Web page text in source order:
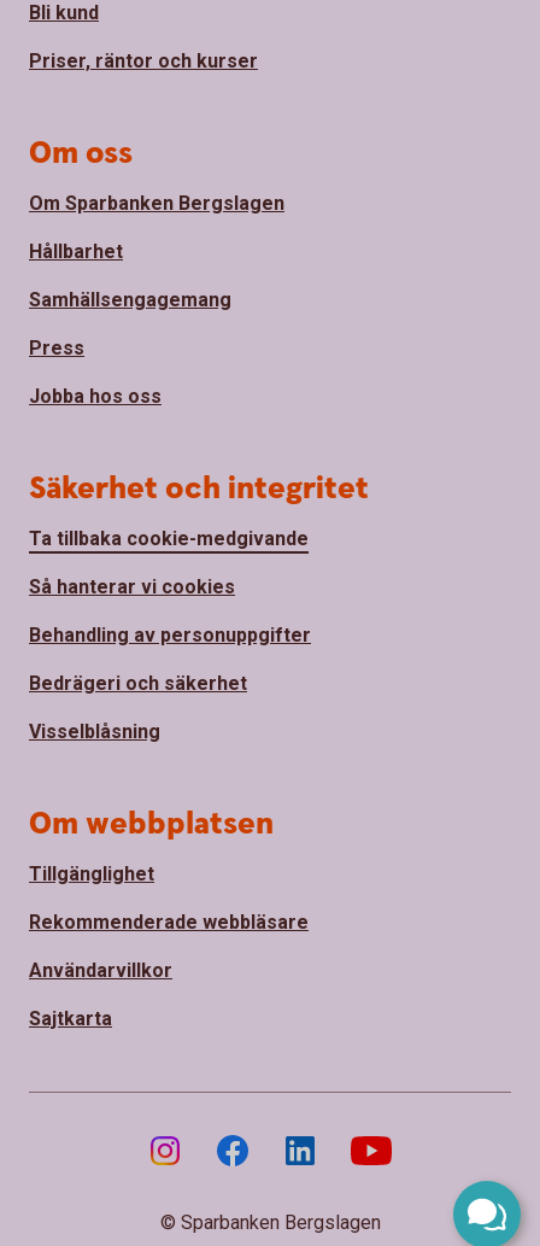
Bli kund
Priser, räntor och kurser
Om oss
Om Sparbanken Bergslagen
Hållbarhet
Samhällsengagemang
Press
Jobba hos oss
Säkerhet och integritet
Ta tillbaka cookie-medgivande
Så hanterar vi cookies
Behandling av personuppgifter
Bedrägeri och säkerhet
Visselblåsning
Om webbplatsen
Tillgänglighet
Rekommenderade webbläsare
Användarvillkor
Sajtkarta
© Sparbanken Bergslagen